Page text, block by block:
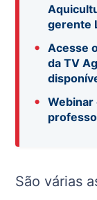
gerente
•
Acesse
da TV
•
Webinar
São várias